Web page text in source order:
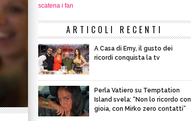
scatena i fan
ARTICOLI RECENTI
A Casa di Emy, il gusto dei
ricordi conquista la tv
Perla Vatiero su Temptation
Island svela: “Non lo ricordo con
gioia, con Mirko zero contatti”